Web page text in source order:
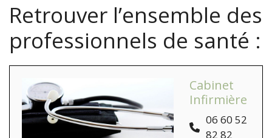
Retrouver l’ensemble des
professionnels de santé :
Cabinet
Infirmière
06 60 52
82 82